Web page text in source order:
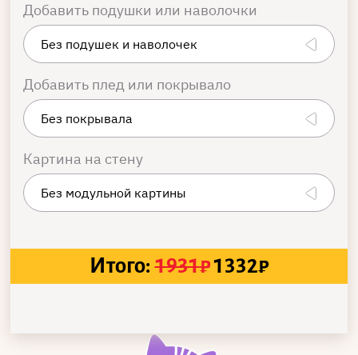
Добавить подушки или наволочки
Добавить плед или покрывало
Картина на стену
Итого: 1931₽1332₽